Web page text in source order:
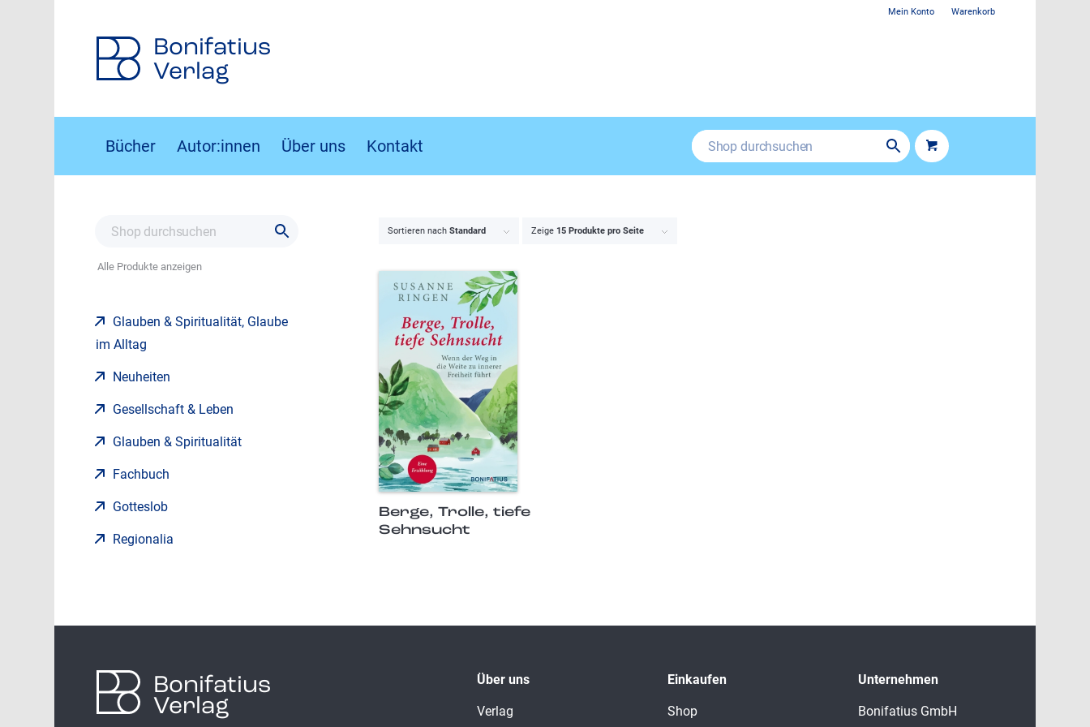
Mein Konto Warenkorb
Bonifatius
Verlag
Bücher Autor:innen Über uns Kontakt
Sortieren nach Standard Zeige 15 Produkte pro Seite
Berge, Trolle, tiefe
Sehnsucht
Alle Produkte anzeigen
Glauben & Spiritualität, Glaube
im Alltag
Neuheiten
Gesellschaft & Leben
Glauben & Spiritualität
Fachbuch
Gotteslob
Regionalia
Bonifatius
Verlag
Über uns
Verlag
Einkaufen
Shop
Unternehmen
Bonifatius GmbH